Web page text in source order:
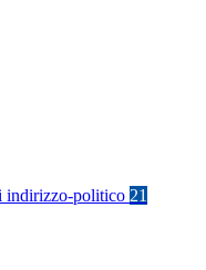
indirizzo-politico 21